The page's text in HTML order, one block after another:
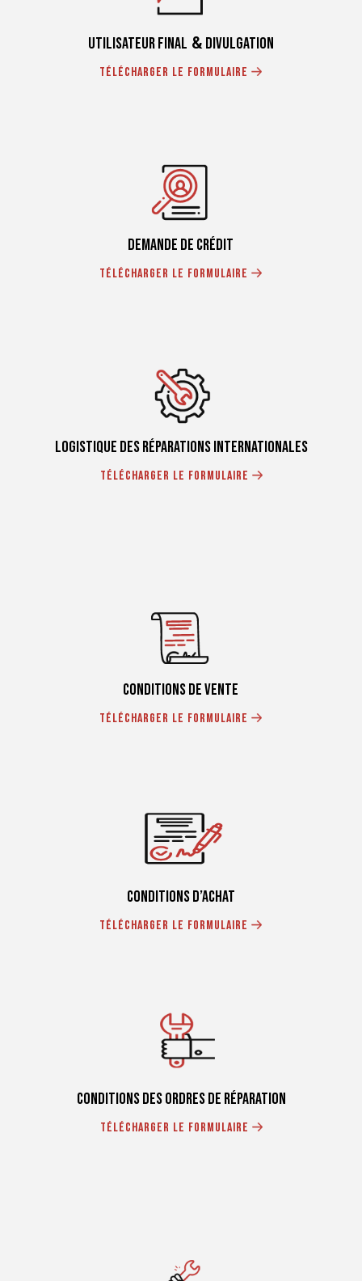
Utilisateur final &Divulgation
Télécharger le formulaire
Demande de crédit
Télécharger le formulaire
logistique des réparations internationales
Télécharger le formulaire
conditions de vente
Télécharger le formulaire
conditions d’achat
Télécharger le formulaire
conditions des ordres de réparation
Télécharger le formulaire